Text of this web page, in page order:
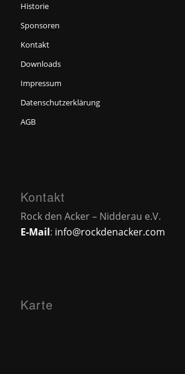
Historie
Sponsoren
Kontakt
Downloads
Impressum
Datenschutzerklärung
AGB
Kontakt
Rock den Acker – Nidderau e.V.
E-Mail: info@rockdenacker.com
Karte